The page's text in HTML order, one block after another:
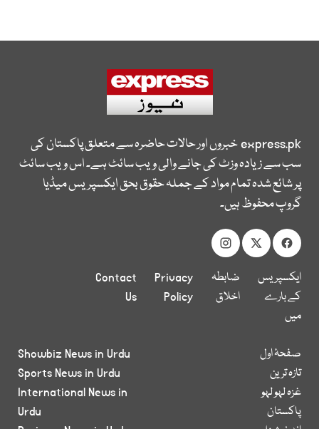
express.pkخبروں اور حالات حاضرہ سے متعلق پاکستان کی
سب سے زیادہ وزٹ کی جانے والی ویب سائٹ ہے۔ اس ویب سائٹ
پر شائع شدہ تمام مواد کے جملہ حقوق بحق ایکسپریس میڈیا
گروپ محفوظ ہیں۔
ایکسپریس
کے بارے
میں
ضابطہ
اخلاق
Privacy
Policy
Contact
Us
صفحۂ اول
تازہ ترین
غزہ لہو لہو
پاکستان
Showbiz News in Urdu
Sports News in Urdu
International News in
Urdu